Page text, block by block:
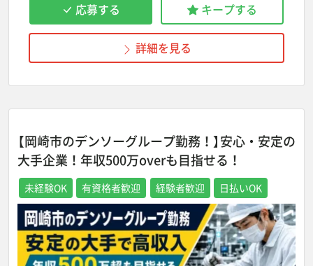
応募する キープする
詳細を見る
【岡崎市のデンソーグループ勤務！】安心・安定の
大手企業！年収500万overも目指せる！
未経験OK 有資格者歓迎 経験者歓迎 日払いOK